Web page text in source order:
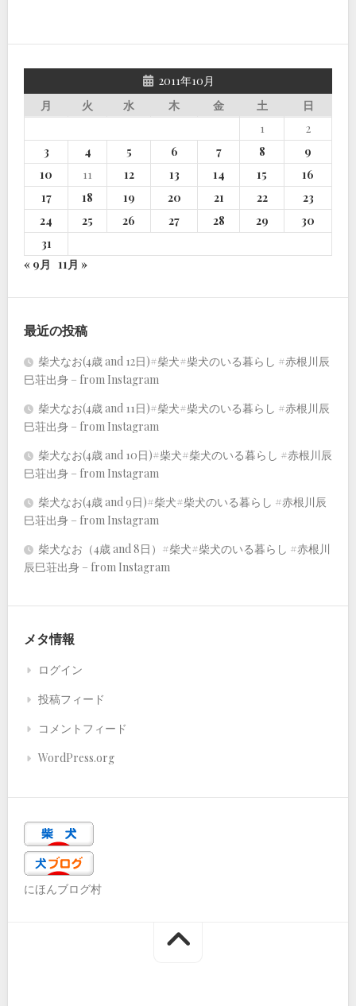
2011年10月
月
火 水 木 金 土
日
1
2
3
4 5 6 7 8
9
10
11 12 13 14 15
16
17
18 19 20 21 22
23
24
25 26 27 28 29
30
31
« 9月 11月 »
最近の投稿
柴犬なお(4歳 and 12日)#柴犬#柴犬のいる暮らし #赤根川辰
巳荘出身 – from Instagram
柴犬なお(4歳 and 11日)#柴犬#柴犬のいる暮らし #赤根川辰
巳荘出身 – from Instagram
柴犬なお(4歳 and 10日)#柴犬#柴犬のいる暮らし #赤根川辰
巳荘出身 – from Instagram
柴犬なお(4歳 and 9日)#柴犬#柴犬のいる暮らし #赤根川辰
巳荘出身 – from Instagram
柴犬なお（4歳 and 8日）#柴犬#柴犬のいる暮らし #赤根川
辰巳荘出身 – from Instagram
メタ情報
ログイン
投稿フィード
コメントフィード
WordPress.org
にほんブログ村